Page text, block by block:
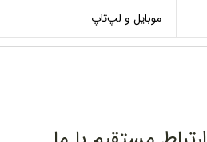
موبایل و لپ‌تاپ